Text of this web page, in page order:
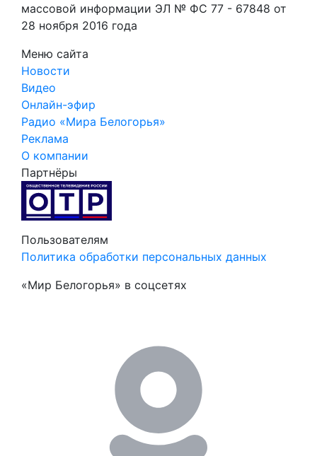
массовой информации ЭЛ № ФС 77 - 67848 от
28 ноября 2016 года
Меню сайта
Новости
Видео
Онлайн-эфир
Радио «Мира Белогорья»
Реклама
О компании
Партнёры
Пользователям
Политика обработки персональных данных
«Мир Белогорья» в соцсетях